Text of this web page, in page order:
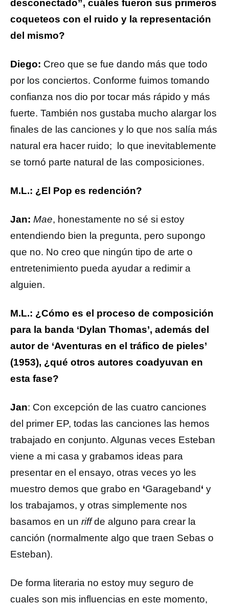
desconectado”, cuáles fueron sus primeros
coqueteos con el ruido y la representación
del mismo?
Diego: Creo que se fue dando más que todo
por los conciertos. Conforme fuimos tomando
confianza nos dio por tocar más rápido y más
fuerte. También nos gustaba mucho alargar los
finales de las canciones y lo que nos salía más
natural era hacer ruido; lo que inevitablemente
se tornó parte natural de las composiciones.
M.L.: ¿El Pop es redención?
Jan: Mae, honestamente no sé si estoy
entendiendo bien la pregunta, pero supongo
que no. No creo que ningún tipo de arte o
entretenimiento pueda ayudar a redimir a
alguien.
M.L.: ¿Cómo es el proceso de composición
para la banda ‘Dylan Thomas’, además del
autor de ‘Aventuras en el tráfico de pieles’
(1953), ¿qué otros autores coadyuvan en
esta fase?
Jan: Con excepción de las cuatro canciones
del primer EP, todas las canciones las hemos
trabajado en conjunto. Algunas veces Esteban
viene a mi casa y grabamos ideas para
presentar en el ensayo, otras veces yo les
muestro demos que grabo en ‘Garageband‘ y
los trabajamos, y otras simplemente nos
basamos en un riffde alguno para crear la
canción (normalmente algo que traen Sebas o
Esteban).
De forma literaria no estoy muy seguro de
cuales son mis influencias en este momento,